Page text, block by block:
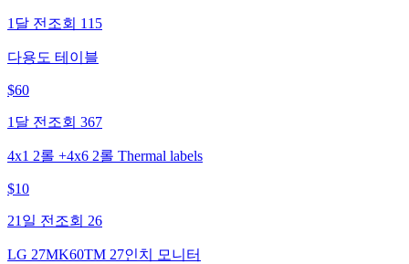
1달 전 조회 115
다용도 테이블
$60
1달 전 조회 367
4x1 2롤 +4x6 2롤 Thermal labels
$10
21일 전 조회 26
LG 27MK60TM 27인치 모니터